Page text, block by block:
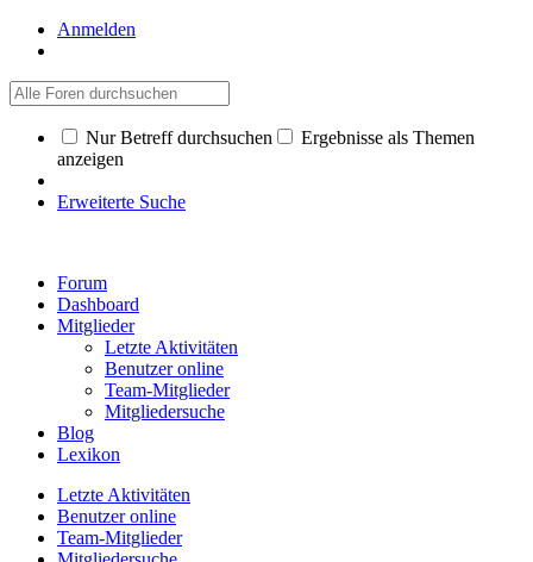
Anmelden
Nur Betreff durchsuchen
Ergebnisse als Themen
anzeigen
Erweiterte Suche
Forum
Dashboard
Mitglieder
Letzte Aktivitäten
Benutzer online
Team-Mitglieder
Mitgliedersuche
Blog
Lexikon
Letzte Aktivitäten
Benutzer online
Team-Mitglieder